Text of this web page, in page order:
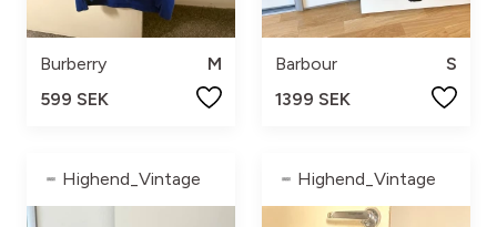
Burberry
M
599 SEK
Barbour
S
1399 SEK
Highend_Vintage Highend_Vintage